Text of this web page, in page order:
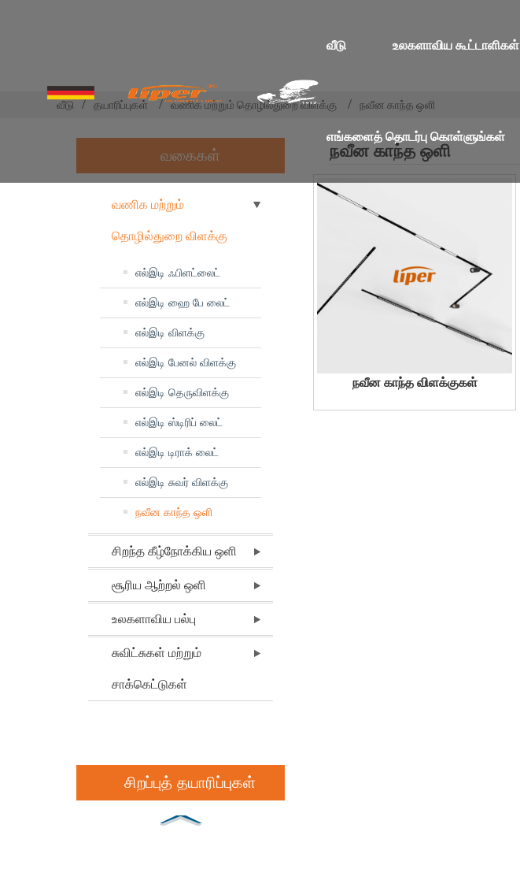
வீடு உலகளாவிய கூட்டாளிகள்
எங்களைத் தொடர்பு கொள்ளுங்கள்
வீடு தயாரிப்புகள் வணிக மற்றும் தொழில்துறை விளக்கு நவீன காந்த ஒளி
வகைகள்
வணிக மற்றும்
தொழில்துறை விளக்கு
எல்இடி ஃபிளட்லைட்
எல்இடி ஹை பே லைட்
எல்இடி விளக்கு
எல்இடி பேனல் விளக்கு
எல்இடி தெருவிளக்கு
எல்இடி ஸ்டிரிப் லைட்
எல்இடி டிராக் லைட்
எல்இடி சுவர் விளக்கு
நவீன காந்த ஒளி
சிறந்த கீழ்நோக்கிய ஒளி
சூரிய ஆற்றல் ஒளி
உலகளாவிய பல்பு
சுவிட்சுகள் மற்றும்
சாக்கெட்டுகள்
சிறப்புத் தயாரிப்புகள்
நவீன காந்த ஒளி
நவீன காந்த விளக்குகள்